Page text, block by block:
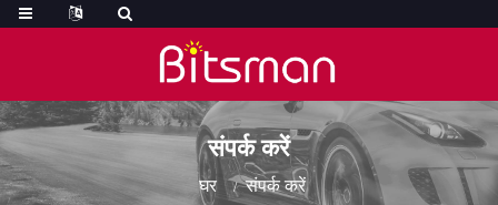
संपर्क करें
घर संपर्क करें